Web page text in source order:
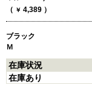
（ ￥ 4,389 ）
ブラック
Ｍ
在庫状況
在庫あり